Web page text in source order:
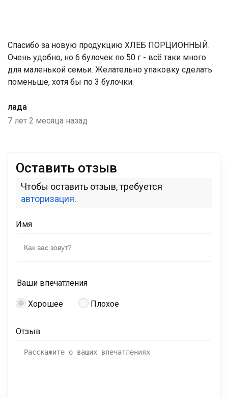
Спасибо за новую продукцию ХЛЕБ ПОРЦИОННЫЙ.
Очень удобно, но 6 булочек по 50 г - всё таки много
для маленькой семьи. Желательно упаковку сделать
поменьше, хотя бы по 3 булочки.
лада
7 лет 2 месяца назад
Оставить отзыв
Чтобы оставить отзыв, требуется
авторизация.
Имя
Ваши впечатления
Хорошее Плохое
Отзыв